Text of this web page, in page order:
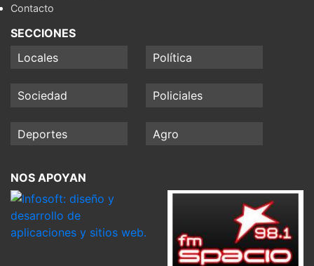
Contacto
SECCIONES
Locales
Política
Sociedad Policiales
Deportes Agro
NOS APOYAN